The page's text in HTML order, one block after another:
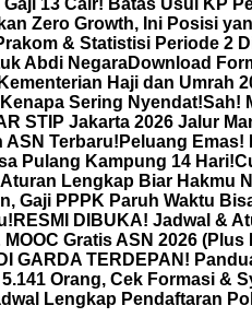
13 Cair! Batas Usul KP
Zero Growth, Ini Posisi
& Statistisi Periode 2
Abdi NegaraDownload
Haji dan Umrah
Sering Nyendat!Sah!
STIP Jakarta 2026 Jalur
ASN Terbaru! Peluang
Pulang Kampung 14 Hari!
Lengkap Biar Hakmu
Gaji PPPK Paruh Waktu
RESMI DIBUKA! Jadwal &
Gratis ASN 2026
GARDA TERDEPAN!
Orang, Cek Formasi &
Lengkap Pendaftaran